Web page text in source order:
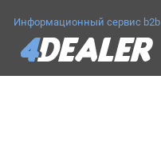
Информационный сервис b2b